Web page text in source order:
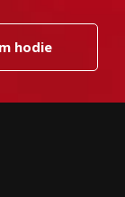
hodie